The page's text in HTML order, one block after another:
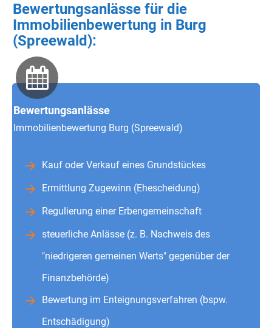
Bewertungsanlässe für die
Immobilienbewertung in Burg
(Spreewald):
Bewertungsanlässe
Immobilienbewertung Burg (Spreewald)
Kauf oder Verkauf eines Grundstückes
Ermittlung Zugewinn (Ehescheidung)
Regulierung einer Erbengemeinschaft
steuerliche Anlässe (z. B. Nachweis des
"niedrigeren gemeinen Werts" gegenüber der
Finanzbehörde)
Bewertung im Enteignungsverfahren (bspw.
Entschädigung)